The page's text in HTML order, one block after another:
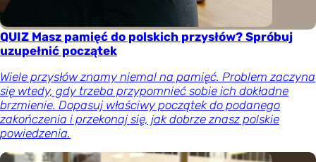
QUIZ Masz pamięć do polskich przysłów? Spróbuj
uzupełnić początek
Wiele przysłów znamy niemal na pamięć. Problem zaczyna
się wtedy, gdy trzeba przypomnieć sobie ich dokładne
brzmienie. Dopasuj właściwy początek do podanego
zakończenia i przekonaj się, jak dobrze znasz polskie
powiedzenia.